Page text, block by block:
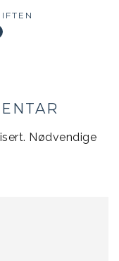
Nødvendige